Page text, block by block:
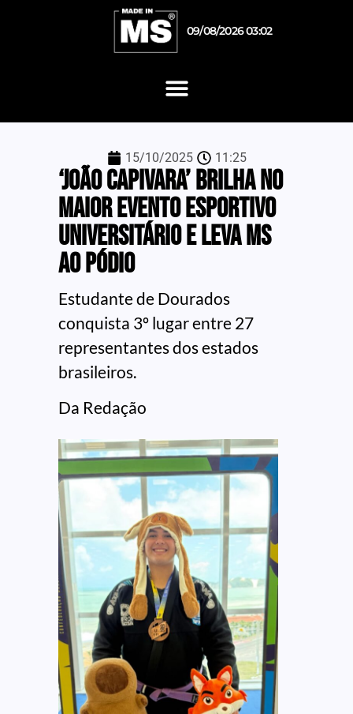
09/08/2026 03:02
15/10/2025 11:25
‘João Capivara’ brilha no
maior evento esportivo
universitário e leva MS
ao pódio
Estudante de Dourados
conquista 3º lugar entre 27
representantes dos estados
brasileiros.
Da Redação